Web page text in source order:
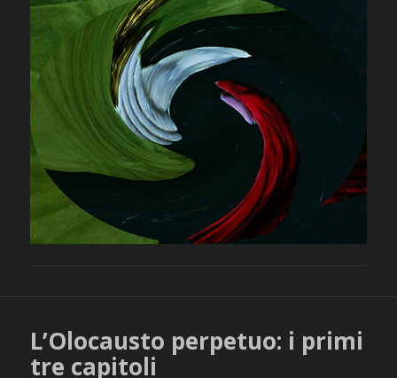
L’Olocausto perpetuo: i primi
tre capitoli